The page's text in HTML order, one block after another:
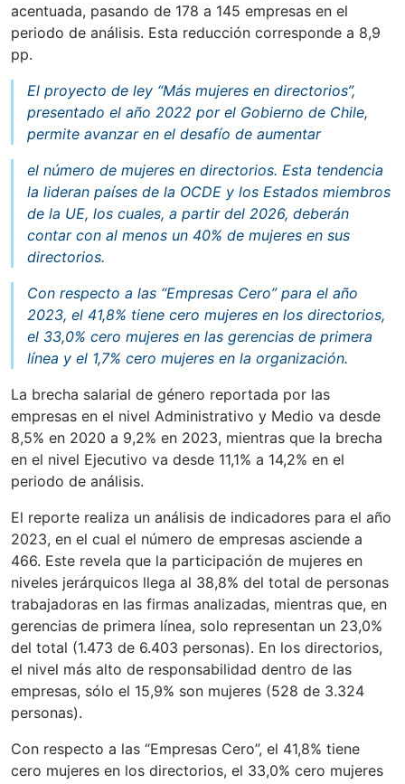
acentuada, pasando de 178 a 145 empresas en el
periodo de análisis. Esta reducción corresponde a 8,9
pp.
El proyecto de ley “Más mujeres en directorios”,
presentado el año 2022 por el Gobierno de Chile,
permite avanzar en el desafío de aumentar
el número de mujeres en directorios. Esta tendencia
la lideran países de la OCDE y los Estados miembros
de la UE, los cuales, a partir del 2026, deberán
contar con al menos un 40% de mujeres en sus
directorios.
Con respecto a las “Empresas Cero” para el año
2023, el 41,8% tiene cero mujeres en los directorios,
el 33,0% cero mujeres en las gerencias de primera
línea y el 1,7% cero mujeres en la organización.
La brecha salarial de género reportada por las
empresas en el nivel Administrativo y Medio va desde
8,5% en 2020 a 9,2% en 2023, mientras que la brecha
en el nivel Ejecutivo va desde 11,1% a 14,2% en el
periodo de análisis.
El reporte realiza un análisis de indicadores para el año
2023, en el cual el número de empresas asciende a
466. Este revela que la participación de mujeres en
niveles jerárquicos llega al 38,8% del total de personas
trabajadoras en las firmas analizadas, mientras que, en
gerencias de primera línea, solo representan un 23,0%
del total (1.473 de 6.403 personas). En los directorios,
el nivel más alto de responsabilidad dentro de las
empresas, sólo el 15,9% son mujeres (528 de 3.324
personas).
Con respecto a las “Empresas Cero”, el 41,8% tiene
cero mujeres en los directorios, el 33,0% cero mujeres